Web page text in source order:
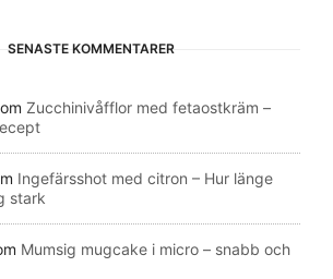
SENASTE KOMMENTARER
om Zucchinivåfflor med fetaostkräm –
Ingefärsshot med citron – Hur länge
stark
Mumsig mugcake i micro – snabb och